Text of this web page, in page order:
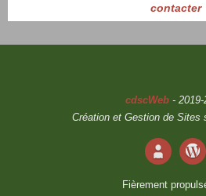
contacter
cdscWeb - 2019-
Création et Gestion de Sites
Fièrement